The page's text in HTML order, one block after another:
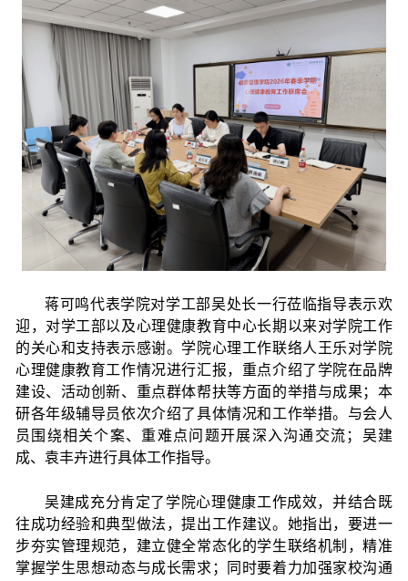
蒋可鸣代表学院对学工部吴处长一行莅临指导表示欢
迎，对学工部以及心理健康教育中心长期以来对学院工作
的关心和支持表示感谢。学院心理工作联络人王乐对学院
心理健康教育工作情况进行汇报，重点介绍了学院在品牌
建设、活动创新、重点群体帮扶等方面的举措与成果；本
研各年级辅导员依次介绍了具体情况和工作举措。与会人
员围绕相关个案、重难点问题开展深入沟通交流；吴建
成、袁丰卉进行具体工作指导。
吴建成充分肯定了学院心理健康工作成效，并结合既
往成功经验和典型做法，提出工作建议。她指出，要进一
步夯实管理规范，建立健全常态化的学生联络机制，精准
掌握学生思想动态与成长需求；同时要着力加强家校沟通